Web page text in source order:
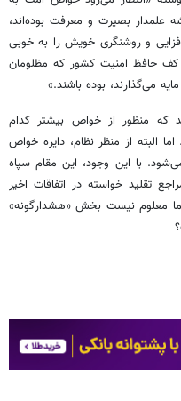
علمدار بصیرت و معرفت‌ بوده‌اند،
و روشنگری خویش را به خوبی
کف حافظ امنیت کشور که مظلومان
می‌گذارند، بوده باشند.»
که منظور از خواص بیشتر کدام
از منظر نظام، دایره خواص
با این وجود، این مقام سپاه
تقلید خواسته در اتفاقات اخیر
معلوم نیست بخش «هشدارگونه»